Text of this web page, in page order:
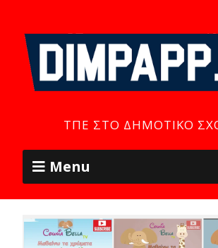
ΤΠΕ ΣΤΟ ΔΗΜΟΤΙΚΌ
Menu